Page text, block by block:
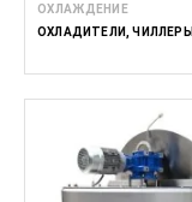
ОХЛАЖДЕНИЕ
ОХЛАДИТЕЛИ, ЧИЛЛЕРЫ